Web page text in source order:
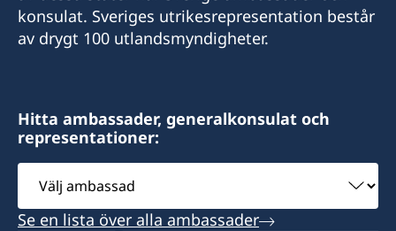
Fax:
Adress:
Sveriges konsulat/ Schwedisches Konsulat
Heiligkreuz 52
LI-9490 Vaduz
Öppettider:
konsulat. Sveriges utrikesrepresentation består
av drygt 100 utlandsmyndigheter.
Hitta ambassader, generalkonsulat och
representationer:
Välj
ambassad
Se en lista över alla ambassader